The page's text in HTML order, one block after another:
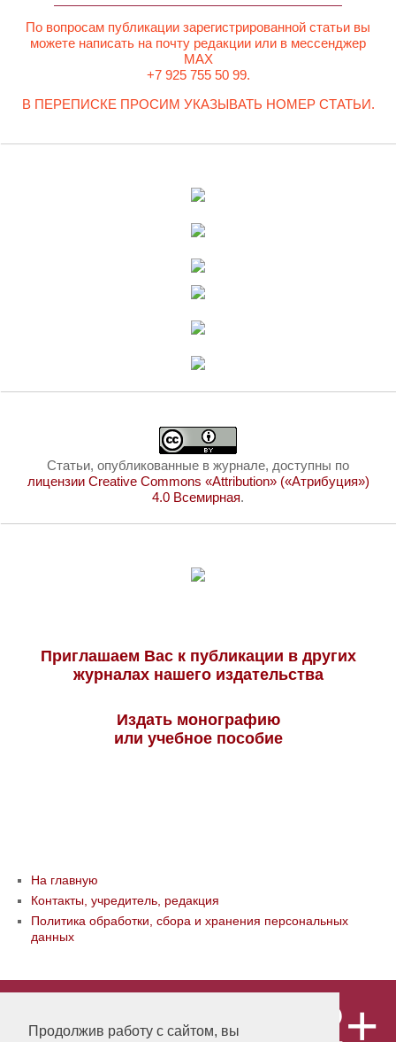
Продолжив работу с сайтом, вы
По вопросам публикации зарегистрированной статьи вы
можете написать на почту редакции или в мессенджер
MAX
+7 925 755 50 99.
В ПЕРЕПИСКЕ ПРОСИМ УКАЗЫВАТЬ НОМЕР СТАТЬИ.
Статьи, опубликованные в журнале, доступны по
лицензии Creative Commons «Attribution» («Атрибуция»)
4.0 Всемирная.
Приглашаем Вас к публикации в других
журналах нашего издательства
Издать монографию
или учебное пособие
На главную
Контакты, учредитель, редакция
Политика обработки, сбора и хранения персональных
данных
«Publishing company «World of science»,
LLC Материалы, размещенные на сайте,
12+